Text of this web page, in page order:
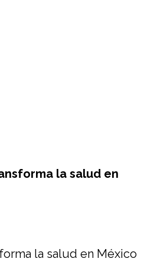
la salud en